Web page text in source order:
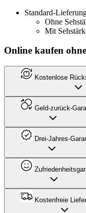
Standard-
Ohne
Mit
Online kaufen
Kostenlose
Geld-zurück-
Drei-Jahres-
Kostenfreie